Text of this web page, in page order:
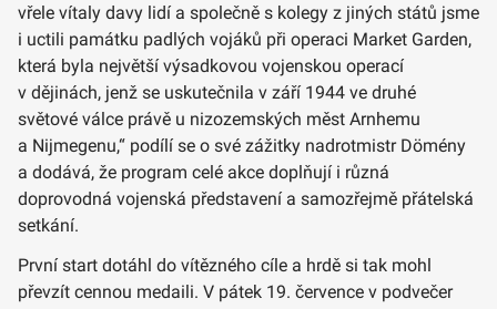
vřele vítaly davy lidí a společně s kolegy z jiných států jsme
i uctili památku padlých vojáků při operaci Market Garden,
která byla největší výsadkovou vojenskou operací
v dějinách, jenž se uskutečnila v září 1944 ve druhé
světové válce právě u nizozemských měst Arnhemu
a Nijmegenu,“ podílí se o své zážitky nadrotmistr Dömény
a dodává, že program celé akce doplňují i různá
doprovodná vojenská představení a samozřejmě přátelská
setkání.
První start dotáhl do vítězného cíle a hrdě si tak mohl
převzít cennou medaili. V pátek 19. července v podvečer